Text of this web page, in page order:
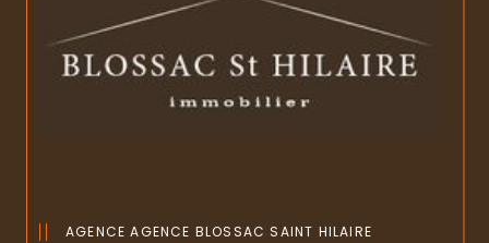
AGENCE AGENCE BLOSSAC SAINT HILAIRE